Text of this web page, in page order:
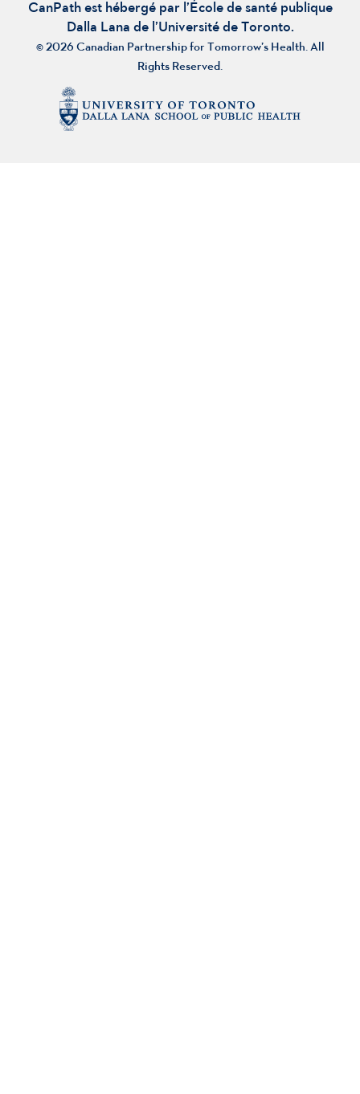
CanPath est hébergé par l’École de santé publique
Dalla Lana de l’Université de Toronto.
© 2026 Canadian Partnership for Tomorrow’s Health. All
Rights Reserved.